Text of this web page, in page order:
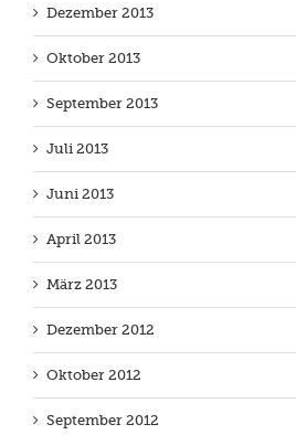
Dezember 2013
Oktober 2013
September 2013
Juli 2013
Juni 2013
April 2013
März 2013
Dezember 2012
Oktober 2012
September 2012